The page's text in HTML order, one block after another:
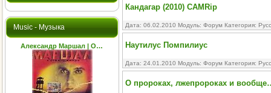
Music - Музыка
Александр Маршал | О…
Кандагар (2010) CAMRip
Дата: 06.02.2010 Модуль: Форум Категория:
Наутилус Помпилиус
Дата: 24.01.2010 Модуль: Форум Категория:
О пророках, лжепророках и